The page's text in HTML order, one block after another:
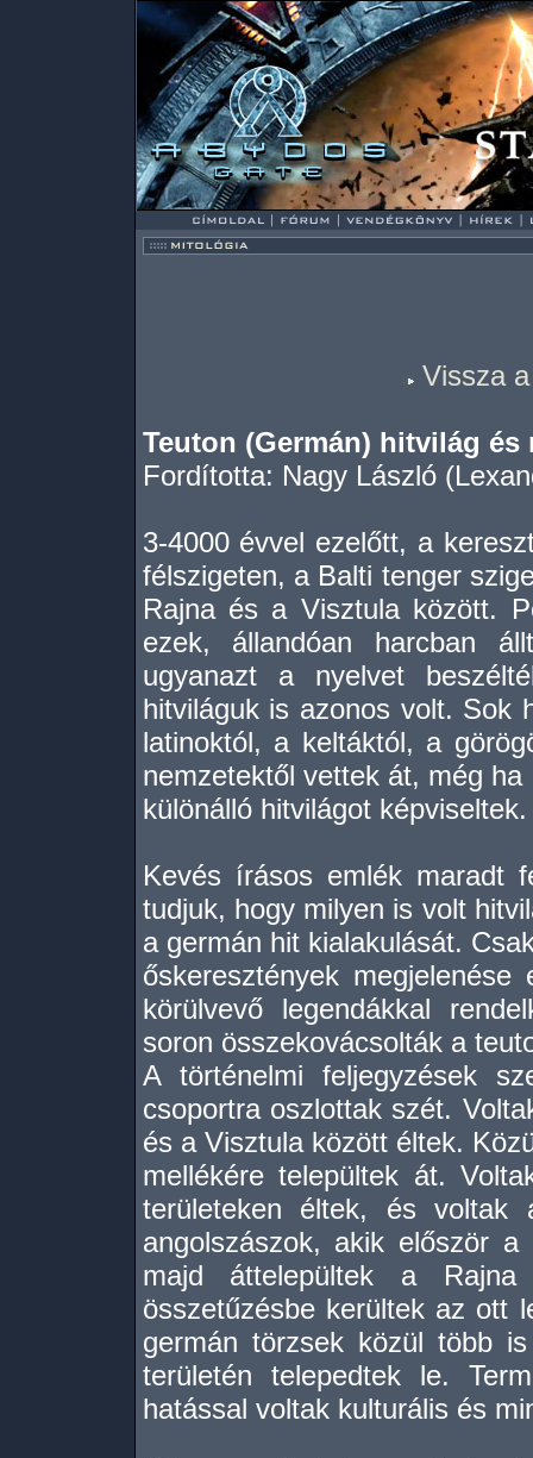
Vissza
Teuton (Germán) hitvilág és
Fordította: Nagy László
3-4000 évvel ezelőtt, a
félszigeten, a Balti tenger
Rajna és a Visztula között.
ezek, állandóan harcban
ugyanazt a nyelvet
hitviláguk is azonos volt. Sok
latinoktól, a keltáktól, a
nemzetektől vettek át, még
különálló hitvilágot képviseltek.
Kevés írásos emlék maradt
tudjuk, hogy milyen is volt
a germán hit kialakulását.
őskeresztények
körülvevő legendákkal
soron összekovácsolták a
A történelmi feljegyzések
csoportra oszlottak szét.
és a Visztula között éltek.
mellékére települtek át.
területeken éltek, és voltak
angolszászok, akik először
majd áttelepültek a
összetűzésbe kerültek az ott
germán törzsek közül több
területén telepedtek le.
hatással voltak kulturális és